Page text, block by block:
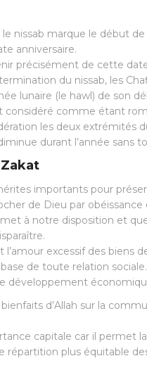
nissab marque le début
anniversaire.
précisément de cette
du nissab, les
lunaire (le hawl) de son
considéré comme étant
les deux extrémités
durant l’année sans
importants pour
de Dieu par
à notre disposition et
l’amour excessif des
de toute relation sociale.
développement
d’Allah sur la
capitale car il permet
répartition plus équitable